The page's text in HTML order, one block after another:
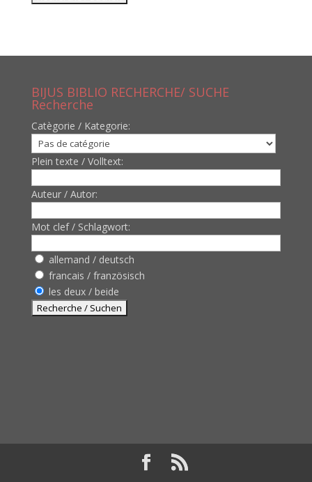
BIJUS BIBLIO RECHERCHE/ SUCHE
Recherche
Catègorie / Kategorie:
Plein texte / Volltext:
Auteur / Autor:
Mot clef / Schlagwort:
allemand / deutsch
francais / französisch
les deux / beide